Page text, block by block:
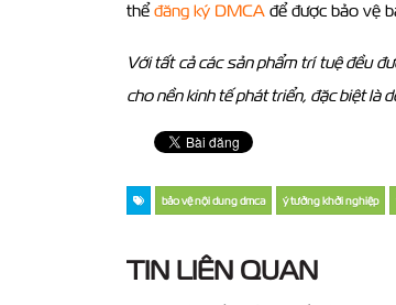
thểđăng ký DMCAđể được bảo vệ
Với tất cả các sản phẩm trí tuệ đều
cho nền kinh tế phát triển, đặc biệt là
bảo vệ nội dung dmca ý tưởng khởi nghiệp
TIN LIÊN QUAN